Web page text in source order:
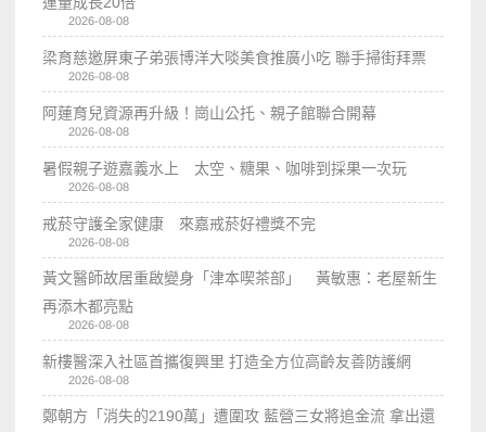
2026-08-08
梁育慈邀屏東子弟張博洋大啖美食推廣小吃 聯手掃街拜票
2026-08-08
阿蓮育兒資源再升級！崗山公托、親子館聯合開幕
2026-08-08
暑假親子遊嘉義水上 太空、糖果、咖啡到採果一次玩
2026-08-08
戒菸守護全家健康 來嘉戒菸好禮獎不完
2026-08-08
黃文醫師故居重啟變身「津本喫茶部」 黃敏惠：老屋新生
再添木都亮點
2026-08-08
新樓醫深入社區首攜復興里 打造全方位高齡友善防護網
2026-08-08
鄭朝方「消失的2190萬」遭圍攻 藍營三女將追金流 拿出還